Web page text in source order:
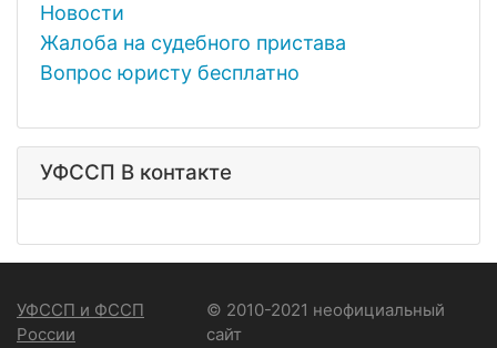
Новости
Жалоба на судебного пристава
Вопрос юристу бесплатно
УФССП В контакте
УФССП и ФССП
России
© 2010-2021 неофициальный
сайт